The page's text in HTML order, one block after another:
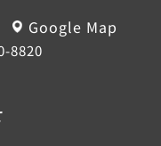
Google Map
8820